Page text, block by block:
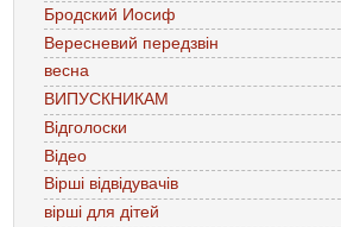
Бродский Иосиф
Вересневий передзвін
весна
ВИПУСКНИКАМ
Відголоски
Відео
Вірші відвідувачів
вірші для дітей